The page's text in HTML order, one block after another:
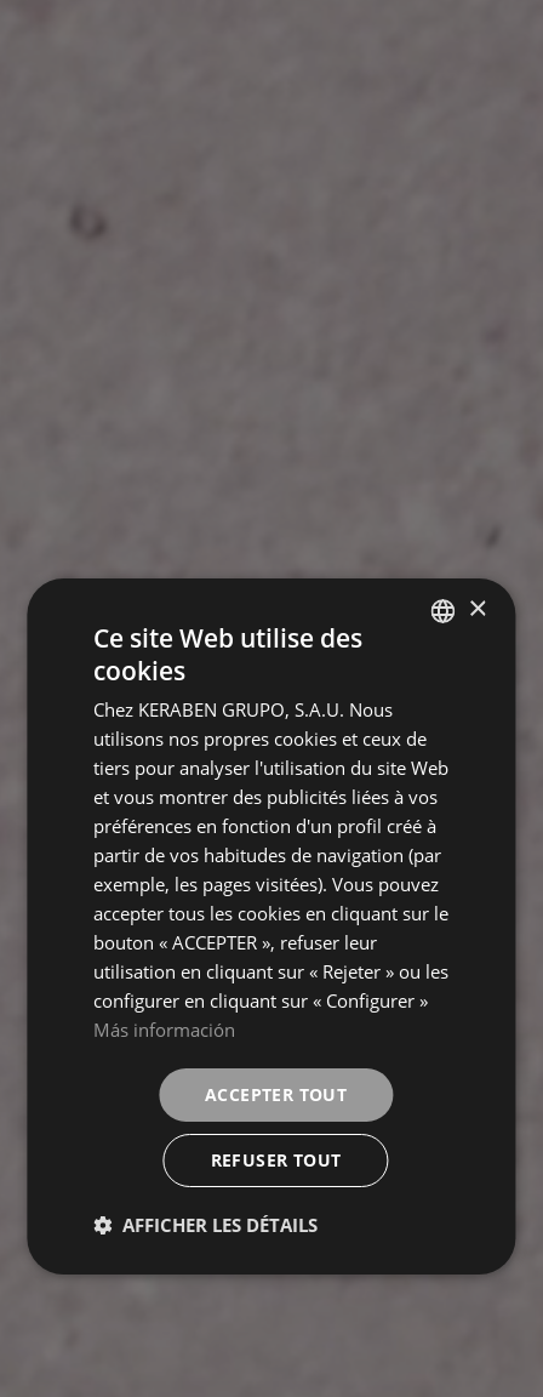
GERMAN
×
Ce site Web utilise des
cookies
Chez KERABEN GRUPO, S.A.U. Nous
utilisons nos propres cookies et ceux de
tiers pour analyser l'utilisation du site Web
et vous montrer des publicités liées à vos
préférences en fonction d'un profil créé à
partir de vos habitudes de navigation (par
exemple, les pages visitées). Vous pouvez
accepter tous les cookies en cliquant sur le
bouton « ACCEPTER », refuser leur
utilisation en cliquant sur « Rejeter » ou les
configurer en cliquant sur « Configurer »
Más información
ACCEPTER TOUT
REFUSER TOUT
AFFICHER LES DÉTAILS